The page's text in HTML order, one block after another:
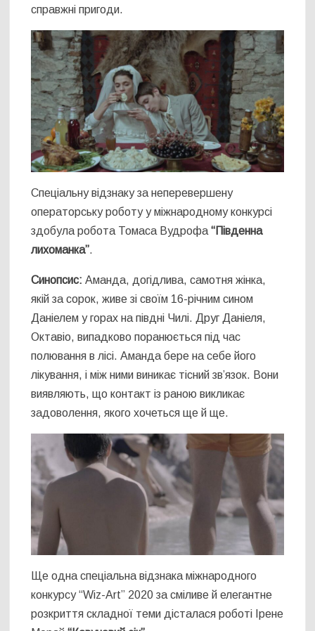
справжні пригоди.
Спеціальну відзнаку за неперевершену
операторську роботу у міжнародному конкурсі
здобула робота Томаса Вудрофа“Південна
лихоманка”.
Синопсис: Аманда, догідлива, самотня жінка,
якій за сорок, живе зі своїм 16-річним сином
Даніелем у горах на півдні Чилі. Друг Даніеля,
Октавіо, випадково поранюється під час
полювання в лісі. Аманда бере на себе його
лікування, і між ними виникає тісний зв’язок. Вони
виявляють, що контакт із раною викликає
задоволення, якого хочеться ще й ще.
Ще одна спеціальна відзнака міжнародного
конкурсу “Wiz-Art” 2020 за сміливе й елегантне
розкриття складної теми дісталася роботі Ірене